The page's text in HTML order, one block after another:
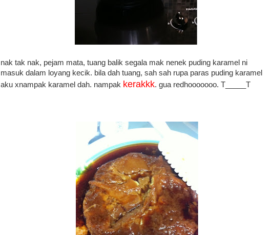
nak tak nak, pejam mata, tuang balik segala mak nenek puding karamel ni
masuk dalam loyang kecik. bila dah tuang, sah sah rupa paras puding karamel
aku xnampak karamel dah. nampak kerakkk. gua redhooooooo. T_____T